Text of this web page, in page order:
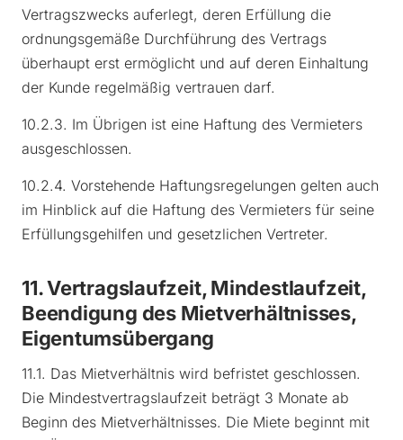
Vertragszwecks auferlegt, deren Erfüllung die
ordnungsgemäße Durchführung des Vertrags
überhaupt erst ermöglicht und auf deren Einhaltung
der Kunde regelmäßig vertrauen darf.
10.2.3. Im Übrigen ist eine Haftung des Vermieters
ausgeschlossen.
10.2.4. Vorstehende Haftungsregelungen gelten auch
im Hinblick auf die Haftung des Vermieters für seine
Erfüllungsgehilfen und gesetzlichen Vertreter.
11. Vertragslaufzeit, Mindestlaufzeit,
Beendigung des Mietverhältnisses,
Eigentumsübergang
11.1. Das Mietverhältnis wird befristet geschlossen.
Die Mindestvertragslaufzeit beträgt 3 Monate ab
Beginn des Mietverhältnisses. Die Miete beginnt mit